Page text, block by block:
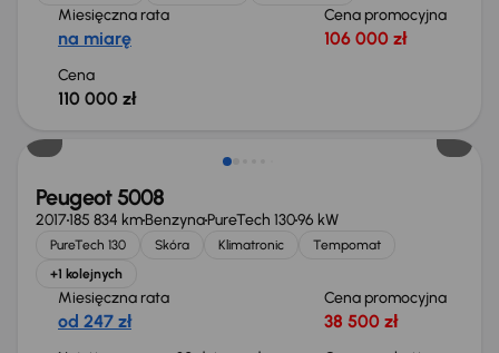
Miesięczna rata
na miarę
Cena promocyjna
106 000 zł
Cena
110 000 zł
Peugeot 5008
2017185 834 kmBenzynaPureTech 13096 kW
PureTech 130 Skóra Klimatronic
Tempomat
+1 kolejnych
Miesięczna rata
od 247 zł
Cena promocyjna
38 500 zł